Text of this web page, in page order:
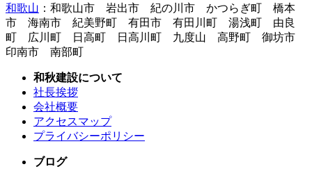
和歌山 ：和歌山市 岩出市 紀の川市 かつらぎ町 橋本
市 海南市 紀美野町 有田市 有田川町 湯浅町 由良
町 広川町 日高町 日高川町 九度山 高野町 御坊市
印南市 南部町
和秋建設について
社長挨拶
会社概要
アクセスマップ
プライバシーポリシー
ブログ